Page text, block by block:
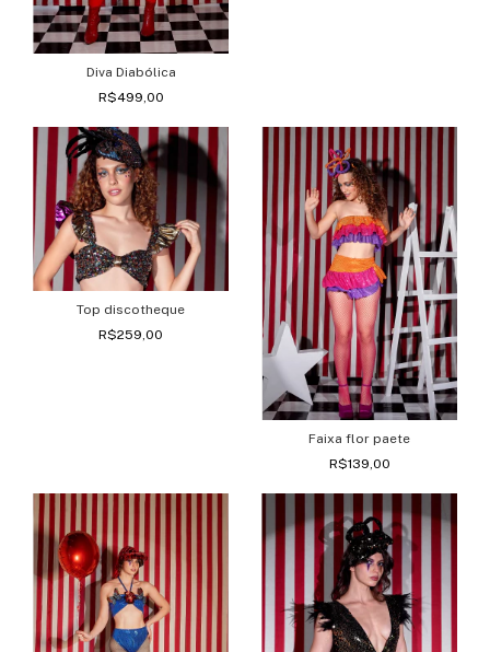
Diva Diabólica
R$499,00
Top discotheque
R$259,00
Faixa flor paete
R$139,00